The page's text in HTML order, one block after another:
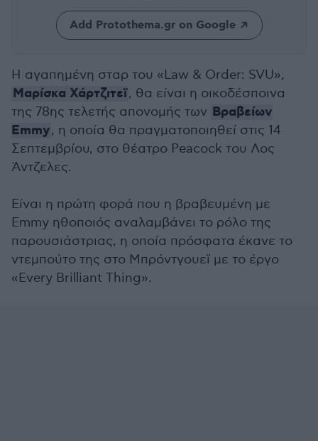
Add Protothema.gr on Google
Η αγαπημένη σταρ του «Law & Order: SVU»,
Μαρίσκα Χάρτζιτεϊ, θα είναι η οικοδέσποινα
της 78ης τελετής απονομής των Βραβείων
Emmy, η οποία θα πραγματοποιηθεί στις 14
Σεπτεμβρίου, στο θέατρο Peacock του Λος
Άντζελες.
Είναι η πρώτη φορά που η βραβευμένη με
Emmy ηθοποιός αναλαμβάνει το ρόλο της
παρουσιάστριας, η οποία πρόσφατα έκανε το
ντεμπούτο της στο Μπρόντγουεϊ με το έργο
«Every Brilliant Thing».